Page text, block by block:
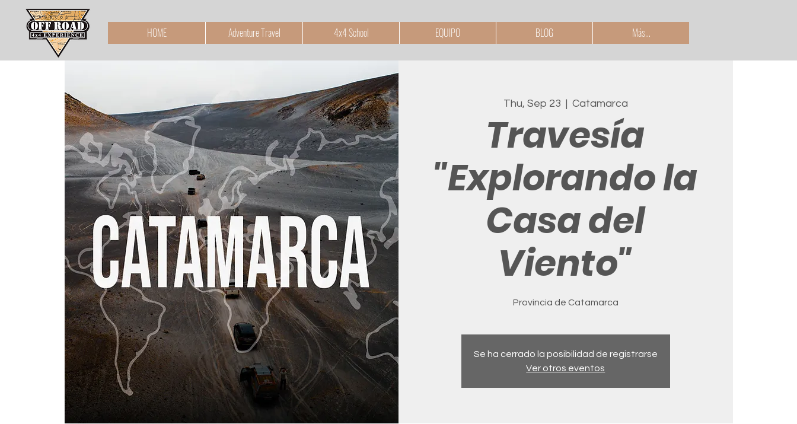
HOME Adventure Travel 4x4 School EQUIPO BLOG Más...
Thu, Sep 23
  |
Catamarca
Travesía
"Explorando la
Casa del
Viento"
Provincia de Catamarca
Se ha cerrado la posibilidad de registrarse
Ver otros eventos